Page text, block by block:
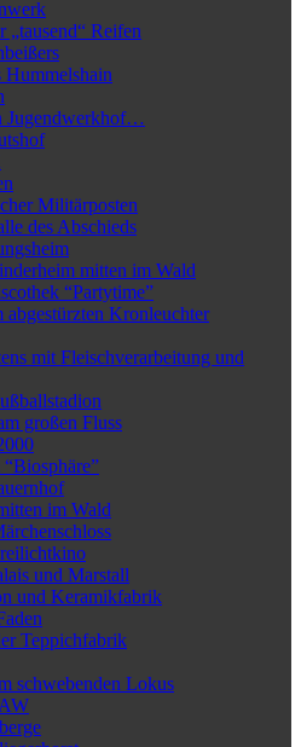
„tausend“ Reifen
Hummelshain
Jugendwerkhof…
Militärposten
des Abschieds
mitten im Wald
“Partytime”
abgestürzten Kronleuchter
mit Fleischverarbeitung und
großen Fluss
im Wald
und Marstall
und Keramikfabrik
Teppichfabrik
schwebenden Lokus